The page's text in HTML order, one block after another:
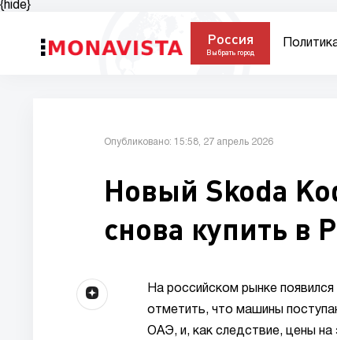
{hide}
Россия
Выбрать город
Опубликовано: 15:58, 27 апрель 2026
Новый Skoda
снова купить в
На российском рынке
отметить, что машины
ОАЭ, и, как следствие, цены на